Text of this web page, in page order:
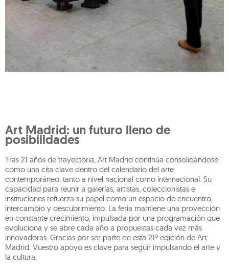
Art Madrid: un futuro lleno de
posibilidades
Tras 21 años de trayectoria, Art Madrid continúa consolidándose
como una cita clave dentro del calendario del arte
contemporáneo, tanto a nivel nacional como internacional. Su
capacidad para reunir a galerías, artistas, coleccionistas e
instituciones refuerza su papel como un espacio de encuentro,
intercambio y descubrimiento. La feria mantiene una proyección
en constante crecimiento, impulsada por una programación que
evoluciona y se abre cada año a propuestas cada vez más
innovadoras. Gracias por ser parte de esta 21ª edición de Art
Madrid. Vuestro apoyo es clave para seguir impulsando el arte y
la cultura.